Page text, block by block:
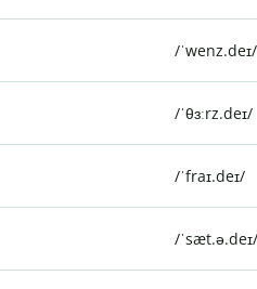
/ˈwenz.deɪ/
/ˈθɜːrz.deɪ/
/ˈfraɪ.deɪ/
/ˈsæt.ə.deɪ/